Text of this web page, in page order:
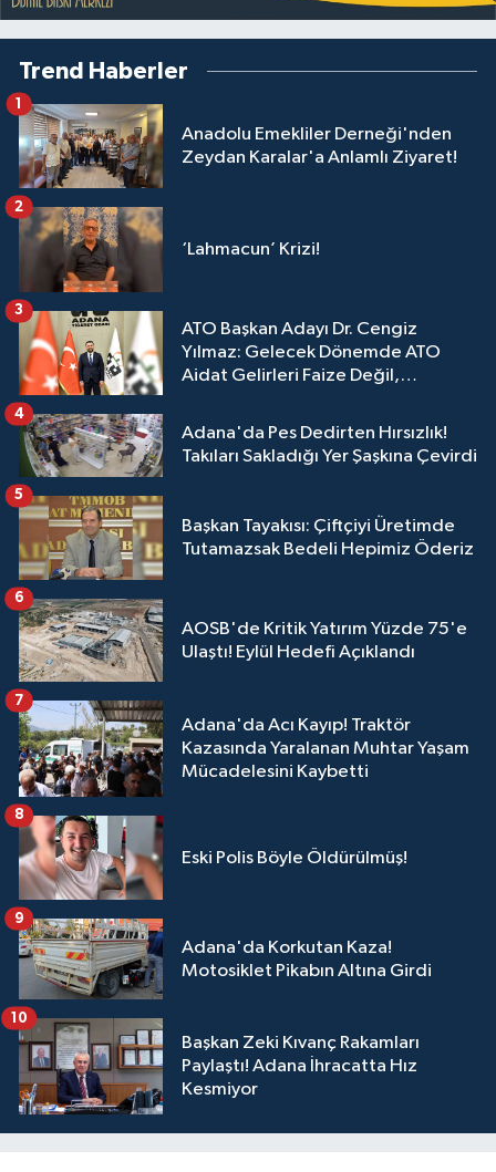
Trend Haberler
Anadolu Emekliler Derneği'nden
Zeydan Karalar'a Anlamlı Ziyaret!
1
‘Lahmacun’ Krizi!
2
ATO Başkan Adayı Dr. Cengiz
Yılmaz: Gelecek Dönemde ATO
Aidat Gelirleri Faize Değil,
3
Adana'da Pes Dedirten Hırsızlık!
Takıları Sakladığı Yer Şaşkına Çevirdi
4
Başkan Tayakısı: Çiftçiyi Üretimde
Tutamazsak Bedeli Hepimiz Öderiz
5
AOSB'de Kritik Yatırım Yüzde 75'e
Ulaştı! Eylül Hedefi Açıklandı
6
Adana'da Acı Kayıp! Traktör
Kazasında Yaralanan Muhtar Yaşam
Mücadelesini Kaybetti
7
Eski Polis Böyle Öldürülmüş!
8
Adana'da Korkutan Kaza!
Motosiklet Pikabın Altına Girdi
9
Başkan Zeki Kıvanç Rakamları
Paylaştı! Adana İhracatta Hız
Kesmiyor
10